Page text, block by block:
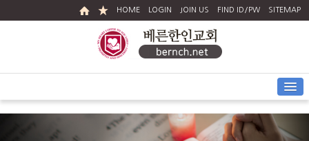
HOME LOGIN JOIN US FIND ID/PW SITEMAP